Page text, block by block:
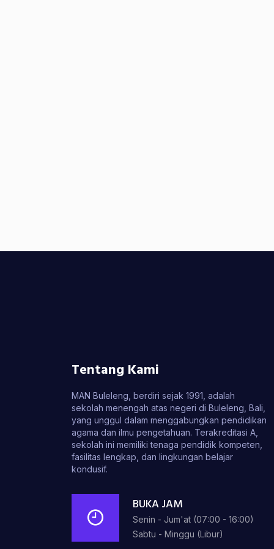
Tentang Kami
MAN Buleleng, berdiri sejak 1991, adalah
sekolah menengah atas negeri di Buleleng, Bali,
yang unggul dalam menggabungkan pendidikan
agama dan ilmu pengetahuan. Terakreditasi A,
sekolah ini memiliki tenaga pendidik kompeten,
fasilitas lengkap, dan lingkungan belajar
kondusif.
BUKA JAM
Senin - Jum'at (07:00 - 16:00)
Sabtu - Minggu (Libur)